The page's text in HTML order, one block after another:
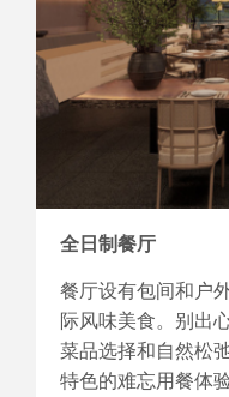
全日制餐厅
餐厅设有包间和户
际风味美食。别出
菜品选择和自然松
特色的难忘用餐体验